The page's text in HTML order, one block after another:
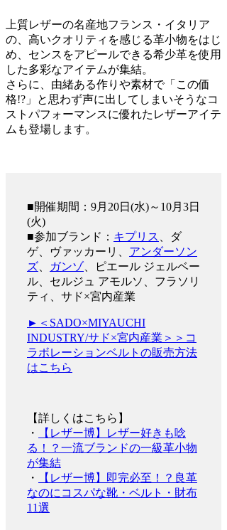
上質レザーの名産地フランス・イタリア
の、高いクオリティを感じる革小物をはじ
め、センスをアピールできる希少革を使用
した多彩なアイテムが集結。
さらに、由緒ある作りや素材で「この価
格!?」と思わず声に出してしまいそうなコ
ストパフォーマンスに優れたレザーアイテ
ムも登場します。
■開催期間：9月20日(水)～10月3日
(火)
■参加ブランド： キプリス
、ダ
ゲ、ヴァッカーリ、 アンダーソン
ズ
ガンゾ、ピエール ジェルベー
ル、セルジュ アモルソ、フラソリ
ティ、サド×宮内産業
►＜SADO×MIYAUCHI
INDUSTRY/サド×宮内産業＞＞コ
ラボレーションベルトの販売方法
はこちら
【詳しくはこちら】
・
【レザー博】レザー好きも唸
る！？一流ブランドの一級革小物
が集結
・
【レザー博】即完必至！？良革
なのにコスパな靴・ベルト・財布
11選